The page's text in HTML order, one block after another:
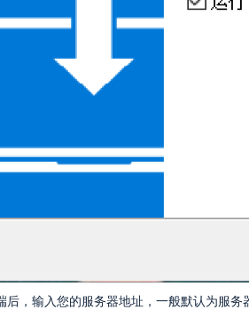
后，输入您的服务器地址，一般默认为服务